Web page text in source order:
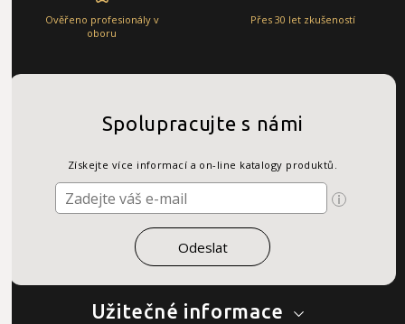
Ověřeno profesionály v
oboru
Přes 30 let zkušeností
Užitečné informace
Spolupracujte s námi
Získejte více informací a on-line katalogy produktů.